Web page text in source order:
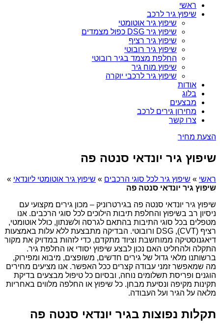
ראשי
שיפוץ גיר לרכב
שיפוץ גיר אוטומטי
שיפוץ גיר DSG כפול מצמדים
שיפוץ גיר רציף
שיפוץ גיר רובוטי
החלפת מצמד בגיר רובוטי
שיפוץ מוח גיר
שיפוץ גיר לרכבי יוקרה
אודות
בלוג
מבצעים
מחירון גירים לרכב
צרו קשר
הצעת מחיר
שיפוץ גיר יונדאי סנטה פה
ראשי » שיפוץ גיר לכל סוגי הרכבים » שיפוץ גיר אוטומטי ליונדאי »
שיפוץ גיר יונדאי סנטה פה
שיפוץ גיר יונדאי סנטה פה בגירטרוניק – מכון גירים מקצועי עם
ניסיון רב בשיפוץ והחלפת תיבות הילוכים לכל סוגי הרכבים. אנו
מטפלים בכל סוגי התיבות בהתאם לגרסה ולשנתון, כולל אוטומטי,
רציף (CVT), DSG ורובוטי. הבדיקה מתבצעת ללא עלות באמצעות
דיאגנוסטיקה ממוחשבת וציוד מתקדם, כדי לזהות במדויק את מקור
התקלה ולהחליט האם נכון לבצע שיפוץ יסודי או החלפת גיר.
ברשותנו מלאי גדול של גירים חדשים, משופצים, מיבוא ומפירוק,
מה שמאפשר זמני עבודה קצרים ככל האפשר. אנו מציעים מחירים
הוגנים ופריסת תשלומים נוחה, ובסיום כל טיפול מבצעים בדיקת
תקינות מקיפה ונסיעת מבחן. כל שיפוץ או החלפה מלווים באחריות
מלאה על הגיר ועל העבודה.
תקלות נפוצות בגיר יונדאי סנטה פה